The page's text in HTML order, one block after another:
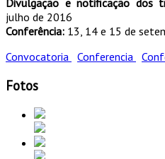
Divulgação e notificação dos
julho de 2016
Conferência: 13, 14 e 15 de
Convocatoria Conferencia
Fotos